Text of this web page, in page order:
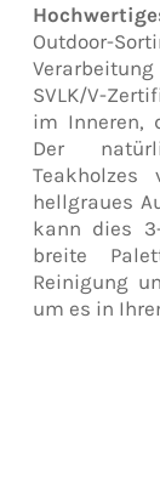
Outdoor-
SVLK/V-
im Inneren,
Der
hellgraues
kann dies
breite
Reinigung
um es in